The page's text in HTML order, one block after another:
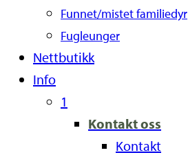
Funnet/mistet familiedyr
Fugleunger
Nettbutikk
Info
1
Kontakt oss
Kontakt